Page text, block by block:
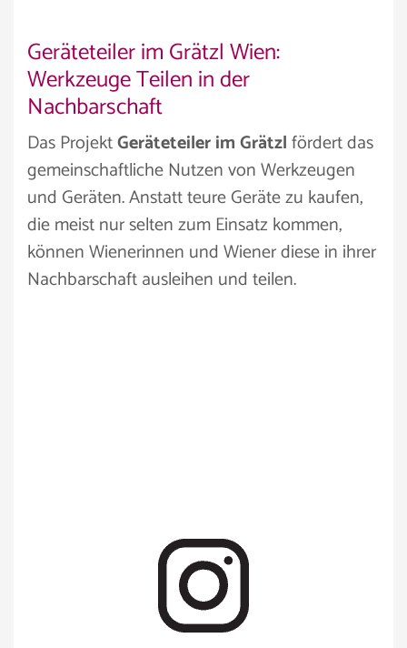
Geräteteiler im Grätzl Wien:
Werkzeuge Teilen in der
Nachbarschaft
Das ProjektGeräteteiler im Grätzlfördert das
gemeinschaftliche Nutzen von Werkzeugen
und Geräten. Anstatt teure Geräte zu kaufen,
die meist nur selten zum Einsatz kommen,
können Wienerinnen und Wiener diese in ihrer
Nachbarschaft ausleihen und teilen.